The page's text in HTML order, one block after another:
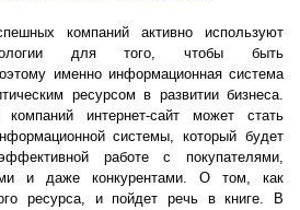
компаний активно используют
для того, чтобы быть
именно информационная система
ресурсом в развитии бизнеса.
интернет-сайт может стать
системы, который будет
работе с покупателями,
и даже конкурентами. О том, как
ресурса, и пойдет речь в книге. В